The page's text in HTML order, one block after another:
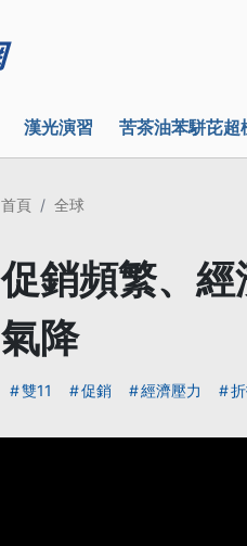
漢光演習 苦茶油苯駢芘超
首頁 全球
促銷頻繁、
氣降
雙11 促銷 經濟壓力